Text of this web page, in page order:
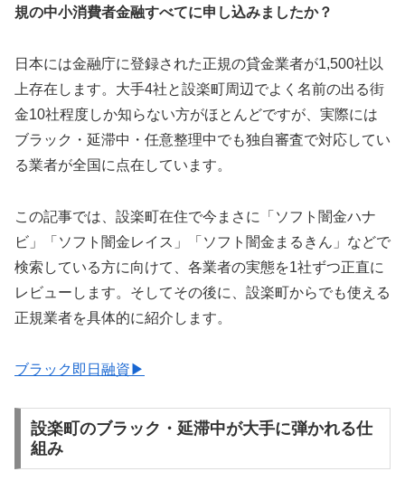
規の中小消費者金融すべてに申し込みましたか？
日本には金融庁に登録された正規の貸金業者が1,500社以
上存在します。大手4社と設楽町周辺でよく名前の出る街
金10社程度しか知らない方がほとんどですが、実際には
ブラック・延滞中・任意整理中でも独自審査で対応してい
る業者が全国に点在しています。
この記事では、設楽町在住で今まさに「ソフト闇金ハナ
ビ」「ソフト闇金レイス」「ソフト闇金まるきん」などで
検索している方に向けて、各業者の実態を1社ずつ正直に
レビューします。そしてその後に、設楽町からでも使える
正規業者を具体的に紹介します。
ブラック即日融資▶
設楽町のブラック・延滞中が大手に弾かれる仕
組み